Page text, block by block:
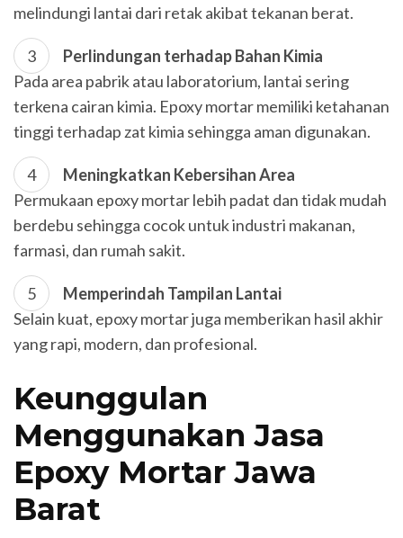
melindungi lantai dari retak akibat tekanan berat.
Perlindungan terhadap Bahan Kimia
Pada area pabrik atau laboratorium, lantai sering
terkena cairan kimia. Epoxy mortar memiliki ketahanan
tinggi terhadap zat kimia sehingga aman digunakan.
Meningkatkan Kebersihan Area
Permukaan epoxy mortar lebih padat dan tidak mudah
berdebu sehingga cocok untuk industri makanan,
farmasi, dan rumah sakit.
Memperindah Tampilan Lantai
Selain kuat, epoxy mortar juga memberikan hasil akhir
yang rapi, modern, dan profesional.
Keunggulan
Menggunakan Jasa
Epoxy Mortar Jawa
Barat